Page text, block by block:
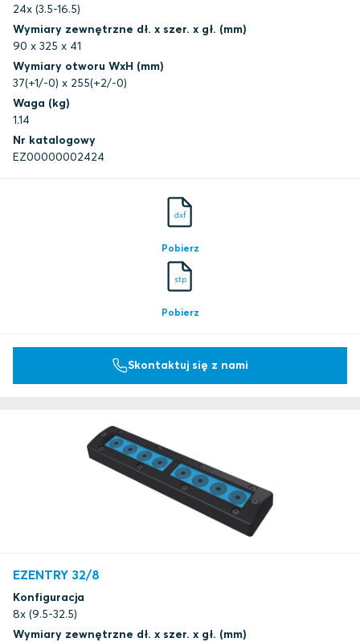
24x (3.5-16.5)
Wymiary zewnętrzne dł. x szer. x gł. (mm)
90 x 325 x 41
Wymiary otworu WxH (mm)
37(+1/-0) x 255(+2/-0)
Waga (kg)
1.14
Nr katalogowy
EZ00000002424
dxf
Pobierz
stp
Pobierz
Skontaktuj się z nami
EZENTRY 32/8
Konfiguracja
8x (9.5-32.5)
Wymiary zewnętrzne dł. x szer. x gł. (mm)